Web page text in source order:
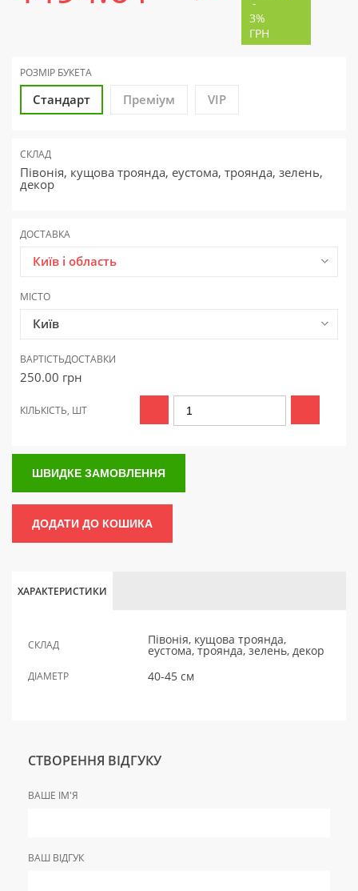
3%
ГРН
РОЗМІР БУКЕТА
Стандарт Преміум VIP
СКЛАД
Півонія, кущова троянда, еустома, троянда, зелень,
декор
ДОСТАВКА
Київ і область
МІСТО
Київ
ВАРТІСТЬДОСТАВКИ
250.00 грн
КІЛЬКІСТЬ, ШТ
ШВИДКЕ ЗАМОВЛЕННЯ
ДОДАТИ ДО КОШИКА
ХАРАКТЕРИСТИКИ
СКЛАД Півонія, кущова троянда,
еустома, троянда, зелень, декор
ДІАМЕТР 40-45 см
СТВОРЕННЯ ВІДГУКУ
ВАШЕ ІМ'Я
ВАШ ВІДГУК